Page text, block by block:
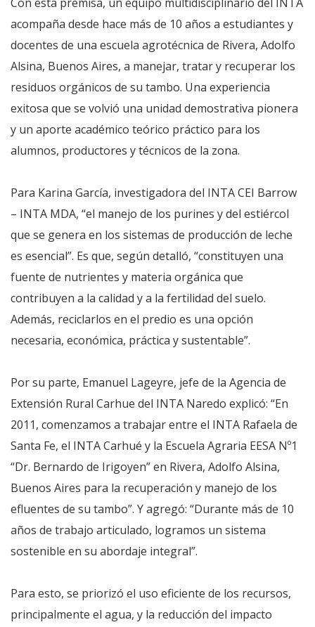
acompaña desde hace más de 10 años a estudiantes y
docentes de una escuela agrotécnica de Rivera, Adolfo
Alsina, Buenos Aires, a manejar, tratar y recuperar los
residuos orgánicos de su tambo. Una experiencia
exitosa que se volvió una unidad demostrativa pionera
y un aporte académico teórico práctico para los
alumnos, productores y técnicos de la zona.
Para Karina García, investigadora del INTA CEI Barrow
– INTA MDA, “el manejo de los purines y del estiércol
que se genera en los sistemas de producción de leche
es esencial”. Es que, según detalló, “constituyen una
fuente de nutrientes y materia orgánica que
contribuyen a la calidad y a la fertilidad del suelo.
Además, reciclarlos en el predio es una opción
necesaria, económica, práctica y sustentable”.
Por su parte, Emanuel Lageyre, jefe de la Agencia de
Extensión Rural Carhue del INTA Naredo explicó: “En
2011, comenzamos a trabajar entre el INTA Rafaela de
Santa Fe, el INTA Carhué y la Escuela Agraria EESA Nº1
“Dr. Bernardo de Irigoyen” en Rivera, Adolfo Alsina,
Buenos Aires para la recuperación y manejo de los
efluentes de su tambo”. Y agregó: “Durante más de 10
años de trabajo articulado, logramos un sistema
sostenible en su abordaje integral”.
Para esto, se priorizó el uso eficiente de los recursos,
principalmente el agua, y la reducción del impacto